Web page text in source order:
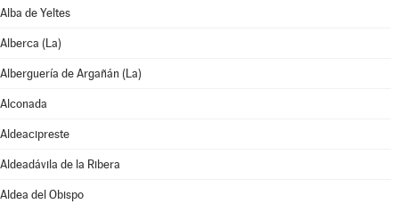
Alba de Yeltes
Alberca (La)
Alberguería de Argañán (La)
Alconada
Aldeacipreste
Aldeadávila de la Ribera
Aldea del Obispo